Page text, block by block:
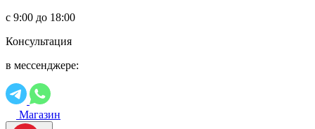
с 9:00 до 18:00
Консультация
в мессенджере:
Магазин